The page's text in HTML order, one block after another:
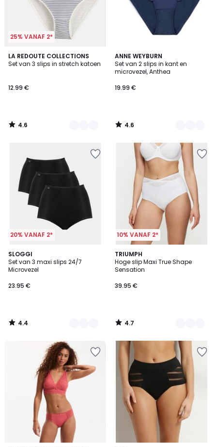
25% VANAF 2*
LA REDOUTE COLLECTIONS
Set van 3 slips in stretch katoen
12.99 €
4.6
/ 5
2
Kleuren
4.6
/
ANNE WEYBURN
Set van 2 slips in kant en
microvezel, Anthea
19.99 €
4.6
/ 5
2
Kleuren
4.6
/
20% VANAF 2*
SLOGGI
Set van 3 maxi slips 24/7
Microvezel
23.95 €
4.4
/ 5
2
Kleuren
4.4
/
10% VANAF 2*
TRIUMPH
Hoge slip Maxi True Shape
Sensation
39.95 €
4.7
/ 5
3
Kleuren
4.7
/